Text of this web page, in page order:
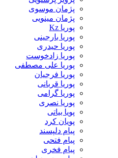
پژمان موسوی
پژمان مینویی
پوریا Kz
پوریا بارجینی
پوریا حیدری
پوریا زادخوست
پوریا علی مصطفی
پوریا فرجیان
پوریا قربانی
پوریا گرامی
پوریا نصری
پویا بیاتی
پویان کرد
پیام دلپسند
پیام فتحی
پیام فخری